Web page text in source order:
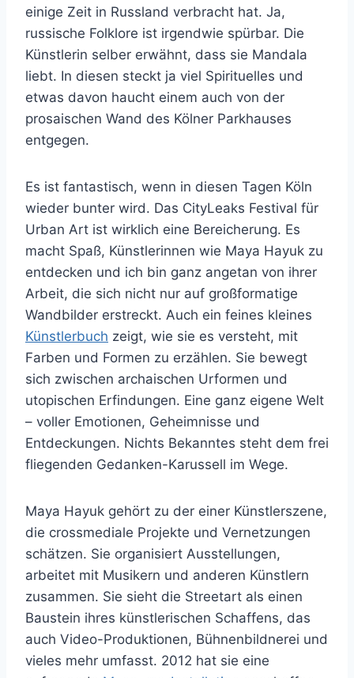
einige Zeit in Russland verbracht hat. Ja,
russische Folklore ist irgendwie spürbar. Die
Künstlerin selber erwähnt, dass sie Mandala
liebt. In diesen steckt ja viel Spirituelles und
etwas davon haucht einem auch von der
prosaischen Wand des Kölner Parkhauses
entgegen.
Es ist fantastisch, wenn in diesen Tagen Köln
wieder bunter wird. Das CityLeaks Festival für
Urban Art ist wirklich eine Bereicherung. Es
macht Spaß, Künstlerinnen wie Maya Hayuk zu
entdecken und ich bin ganz angetan von ihrer
Arbeit, die sich nicht nur auf großformatige
Wandbilder erstreckt. Auch ein feines kleines
Künstlerbuch zeigt, wie sie es versteht, mit
Farben und Formen zu erzählen. Sie bewegt
sich zwischen archaischen Urformen und
utopischen Erfindungen. Eine ganz eigene Welt
– voller Emotionen, Geheimnisse und
Entdeckungen. Nichts Bekanntes steht dem frei
fliegenden Gedanken-Karussell im Wege.
Maya Hayuk gehört zu der einer Künstlerszene,
die crossmediale Projekte und Vernetzungen
schätzen. Sie organisiert Ausstellungen,
arbeitet mit Musikern und anderen Künstlern
zusammen. Sie sieht die Streetart als einen
Baustein ihres künstlerischen Schaffens, das
auch Video-Produktionen, Bühnenbildnerei und
vieles mehr umfasst. 2012 hat sie eine